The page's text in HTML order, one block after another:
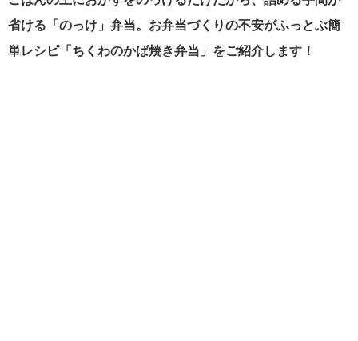
省ける「のっけ」弁当。お弁当づくりの不安がふっとぶ簡
単レシピ「ちくわのかば焼き弁当」をご紹介します！